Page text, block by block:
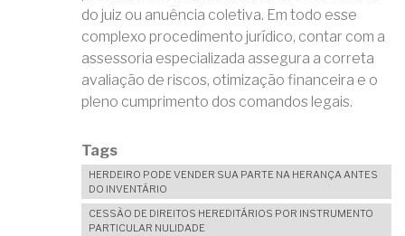
do juiz ou anuência coletiva. Em todo esse
complexo procedimento jurídico, contar com a
assessoria especializada assegura a correta
avaliação de riscos, otimização financeira e o
pleno cumprimento dos comandos legais.
Tags
HERDEIRO PODE VENDER SUA PARTE NA HERANÇA ANTES
DO INVENTÁRIO
CESSÃO DE DIREITOS HEREDITÁRIOS POR INSTRUMENTO
PARTICULAR NULIDADE